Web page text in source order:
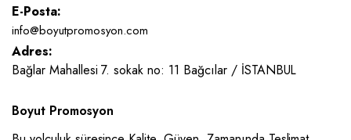
E-Posta:
info@boyutpromosyon.com
Adres:
Bağlar Mahallesi 7. sokak no: 11 Bağcılar / İSTANBUL
Boyut Promosyon